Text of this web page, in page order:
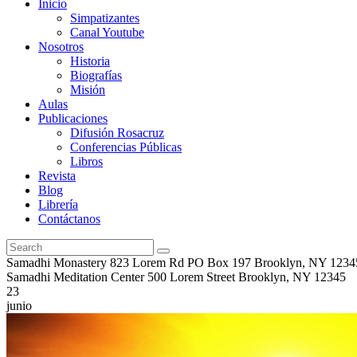
Inicio
Simpatizantes
Canal Youtube
Nosotros
Historia
Biografías
Misión
Aulas
Publicaciones
Difusión Rosacruz
Conferencias Públicas
Libros
Revista
Blog
Librería
Contáctanos
Samadhi Monastery 823 Lorem Rd PO Box 197 Brooklyn, NY
Samadhi Meditation Center 500 Lorem Street Brooklyn, NY 12345
23
junio